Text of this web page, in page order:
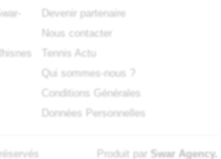
Devenir partenaire
Nous contacter
Tennis Actu
Qui sommes-nous ?
Conditions Générales
Données Personnelles
Produit par Swar Agency.